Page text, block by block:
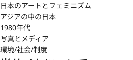
日本のアートとフェミニズム
アジアの中の日本
1980年代
写真とメディア
環境/社会/制度